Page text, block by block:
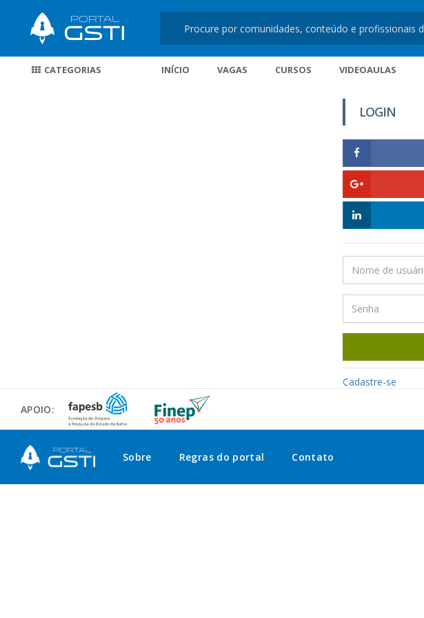
CATEGORIAS INÍCIO VAGAS CURSOS VIDEOAULAS
LOGIN
Cadastre-se
APOIO:
Sobre Regras do portal Contato